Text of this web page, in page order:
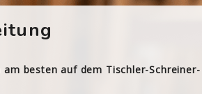
besten auf dem Tischler-Schreiner-